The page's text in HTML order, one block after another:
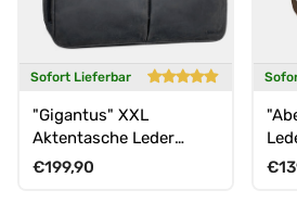
Sofort Lieferbar
"Gigantus" XXL
Aktentasche Leder
Laptoptasche 17 - 19
Normaler Preis
€199,90